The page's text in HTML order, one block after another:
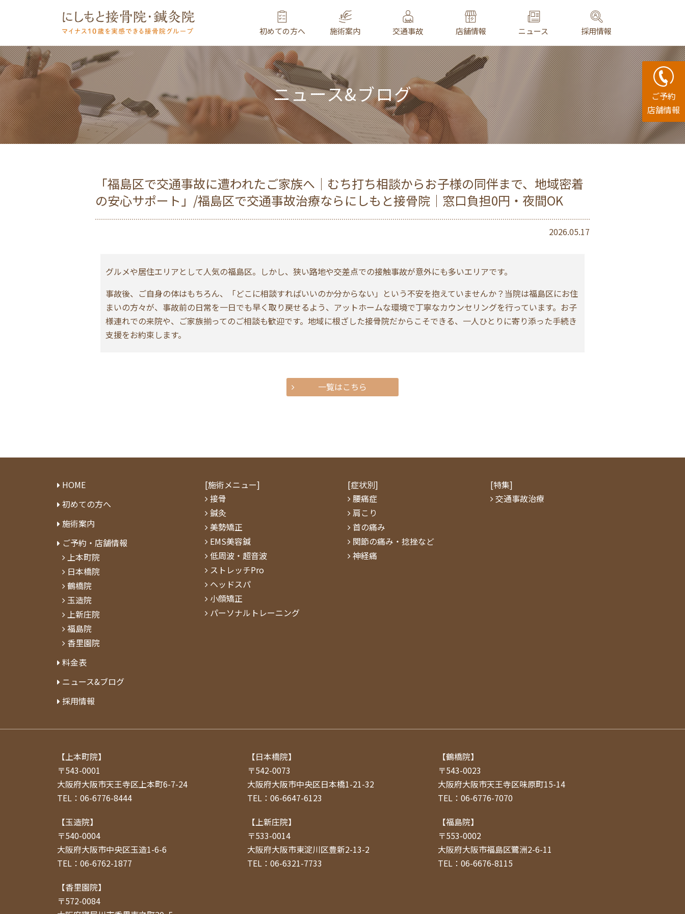
ご予約
店舗情報
初めての方へ 施術案内 交通事故 店舗情報 ニュース 採用情報
ニュース&ブログ
「福島区で交通事故に遭われたご家族へ｜むち打ち相談からお子様の同伴まで、地域密着
の安心サポート」/福島区で交通事故治療ならにしもと接骨院｜窓口負担0円・夜間OK
2026.05.17
グルメや居住エリアとして人気の福島区。しかし、狭い路地や交差点での接触事故が意外にも多いエリアです。
事故後、ご自身の体はもちろん、「どこに相談すればいいのか分からない」という不安を抱えていませんか？当院は福島区にお住
まいの方々が、事故前の日常を一日でも早く取り戻せるよう、アットホームな環境で丁寧なカウンセリングを行っています。お子
様連れでの来院や、ご家族揃ってのご相談も歓迎です。地域に根ざした接骨院だからこそできる、一人ひとりに寄り添った手続き
支援をお約束します。
一覧はこちら
HOME
初めての方へ
施術案内
ご予約・店舗情報
上本町院
日本橋院
鶴橋院
玉造院
上新庄院
福島院
香里園院
料⾦表
ニュース&ブログ
採用情報
[施術メニュー]
接骨
鍼灸
美勢矯正
EMS美容鍼
低周波・超⾳波
ストレッチPro
ヘッドスパ
小顔矯正
パーソナルトレーニング
[症状別]
腰痛症
肩こり
⾸の痛み
関節の痛み・捻挫など
神経痛
[特集]
交通事故治療
【上本町院】
〒543-0001
大阪府大阪市天王寺区上本町6-7-24
TEL：06-6776-8444
【日本橋院】
〒542-0073
大阪府大阪市中央区日本橋1-21-32
TEL：06-6647-6123
【鶴橋院】
〒543-0023
大阪府大阪市天王寺区味原町15-14
TEL：06-6776-7070
【玉造院】
〒540-0004
大阪府大阪市中央区玉造1-6-6
TEL：06-6762-1877
【上新庄院】
〒533-0014
大阪府大阪市東淀川区豊新2-13-2
TEL：06-6321-7733
【福島院】
〒553-0002
大阪府大阪市福島区鷺洲2-6-11
TEL：06-6676-8115
【香里園院】
〒572-0084